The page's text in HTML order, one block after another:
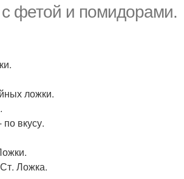
с фетой и помидорами.
ложки.
вкусу.
Ложка.